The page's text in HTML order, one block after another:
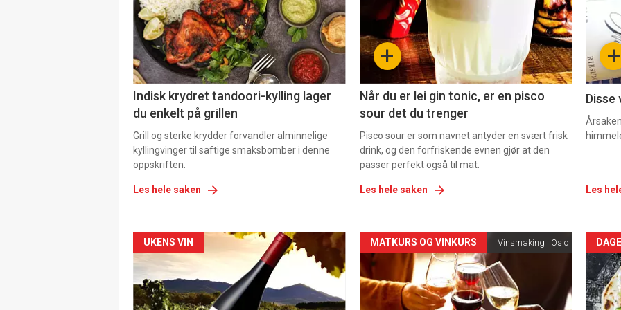
Indisk krydret tandoori-kylling lager
du enkelt på grillen
Grill og sterke krydder forvandler alminnelige
kyllingvinger til saftige smaksbomber i denne
oppskriften.
Les hele saken
nå
-
+
Når du er lei gin tonic, er en pisco
sour det du trenger
Pisco sour er som navnet antyder en svært frisk
drink, og den forfriskende evnen gjør at den
passer perfekt også til mat.
Les hele saken
nå
3 +
Disse
Les
Forsiden
akkurat
nå
UKENS VIN
Forsiden
akkurat
nå
MATKURS OG VINKURS Vinsmaking i Oslo
nå